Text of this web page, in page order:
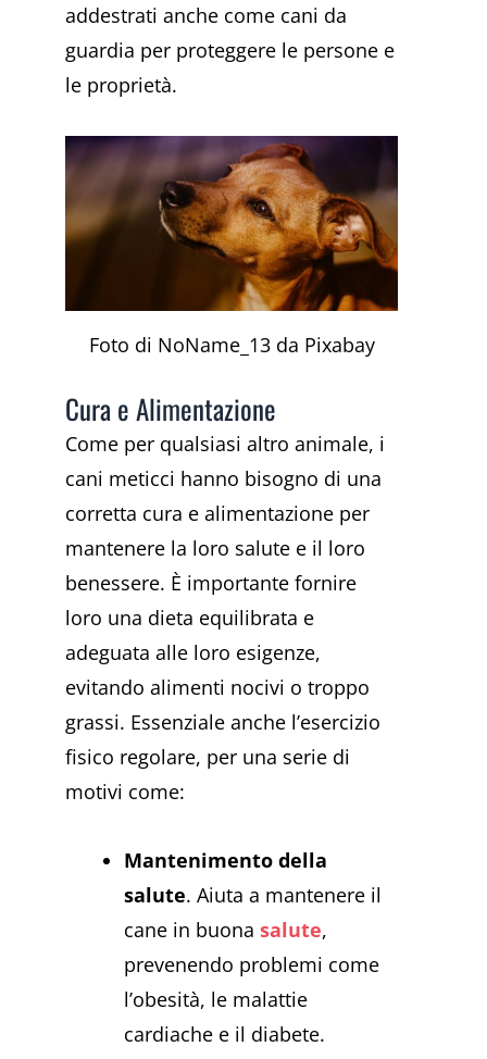
addestrati anche come cani da
guardia per proteggere le persone e
le proprietà.
Foto di NoName_13 da Pixabay
Cura e Alimentazione
Come per qualsiasi altro animale, i
cani meticci hanno bisogno di una
corretta cura e alimentazione per
mantenere la loro salute e il loro
benessere. È importante fornire
loro una dieta equilibrata e
adeguata alle loro esigenze,
evitando alimenti nocivi o troppo
grassi. Essenziale anche l’esercizio
fisico regolare, per una serie di
motivi come:
Mantenimento della
salute. Aiuta a mantenere il
cane in buona salute,
prevenendo problemi come
l’obesità, le malattie
cardiache e il diabete.